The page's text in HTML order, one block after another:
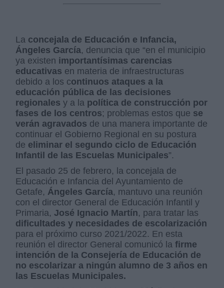
La concejala de Educación e Infancia,
Ángeles García, denuncia que “en el municipio
ya existen importantísimas carencias
educativas en materia de infraestructuras
debido a los continuos ataques a la
educación pública de las decisiones
regionales y a la política de construcción por
fases de los centros; problemas estos que se
verán agravados de una manera importante de
continuar el Gobierno Regional en su postura
de eliminar el segundo ciclo de Educación
Infantil de las Escuelas Municipales”.
El pasado 25 de febrero, la concejala de
Educación e Infancia del Ayuntamiento de
Getafe, Ángeles García, mantuvo una reunión
con el director General de Educación Infantil y
Primaria, José Ignacio Martín, para tratar las
dificultades y necesidades de escolarización
para el próximo curso 2021/2022. En esta
reunión el director General comunicó lafirme
intención de la Consejería de Educación de
no escolarizar a ningún alumno de 3 años en
las Escuelas Municipales.